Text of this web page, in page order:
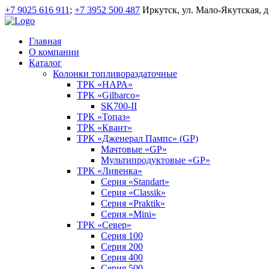
+7 9025 616 911 ; +7 3952 500 487 Иркутск, ул. Мало-Якутская,
Главная
О компании
Каталог
Колонки топливораздаточные
ТРК «НАРА»
ТРК «Gilbarco»
SK700-II
ТРК «Топаз»
ТРК «Квант»
ТРК «Дженерал Пампс» (GP)
Мачтовые «GP»
Мультипродуктовые «GP»
ТРК «Ливенка»
Серия «Standart»
Серия «Classik»
Серия «Praktik»
Серия «Mini»
ТРК «Север»
Серия 100
Серия 200
Серия 400